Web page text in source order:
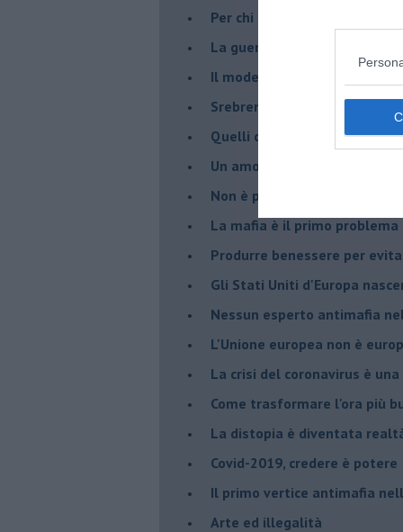
Per chi combatte la mafia è
La guerra nell'ex Jugoslavia,
Il modello da seguire per gli
Srebrenica 25° anniversario
Quelli che... rompono le balle
Un amore che ci ha portato
Non è proprio un bel 23
La mafia è il primo problema
Produrre benessere per
Gli Stati Uniti d'Europa
Nessun esperto antimafia
L'Unione europea non è
La crisi del coronavirus è
Come trasformare l'ora più
​La distopia è diventata
Covid-2019, credere è potere
Il primo vertice antimafia
Arte ed illegalità